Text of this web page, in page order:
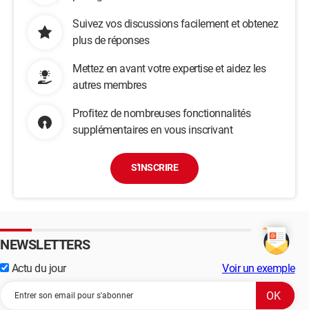
Suivez vos discussions facilement et obtenez
plus de réponses
Mettez en avant votre expertise et aidez les
autres membres
Profitez de nombreuses fonctionnalités
supplémentaires en vous inscrivant
S'INSCRIRE
NEWSLETTERS
Actu du jour Voir un exemple